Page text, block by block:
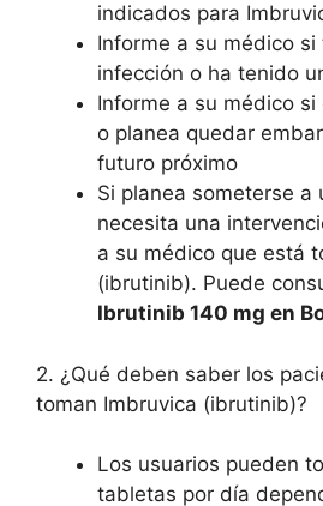
indicados para
Informe a su médico si
infección o ha tenido
Informe a su médico
o planea quedar
futuro próximo
Si planea someterse a
necesita una
a su médico que está
(ibrutinib). Puede
Ibrutinib 140 mg en
2. ¿Qué deben saber los
toman Imbruvica (ibrutinib)?
Los usuarios pueden
tabletas por día